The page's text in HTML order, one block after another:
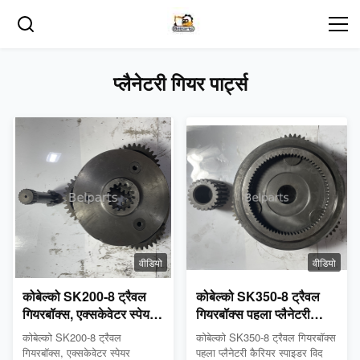
प्लैनेटरी गियर पार्ट्स
वीडियो
कोबेल्को SK200-8 ट्रैवल
गियरबॉक्स, एक्सकेवेटर स्पेयर
YN53D00004S006
YN53D00004S009 के
कोबेल्को SK200-8 ट्रैवल
गियरबॉक्स, एक्सकेवेटर स्पेयर
वीडियो
कोबेल्को SK350-8 ट्रैवल
गियरबॉक्स पहला प्लैनेटरी
कैरियर स्पाइडर विद सन गियर
फॉर एक्सकेवेटर स्पेयर
कोबेल्को SK350-8 ट्रैवल गियरबॉक्स
पहला प्लैनेटरी कैरियर स्पाइडर विद